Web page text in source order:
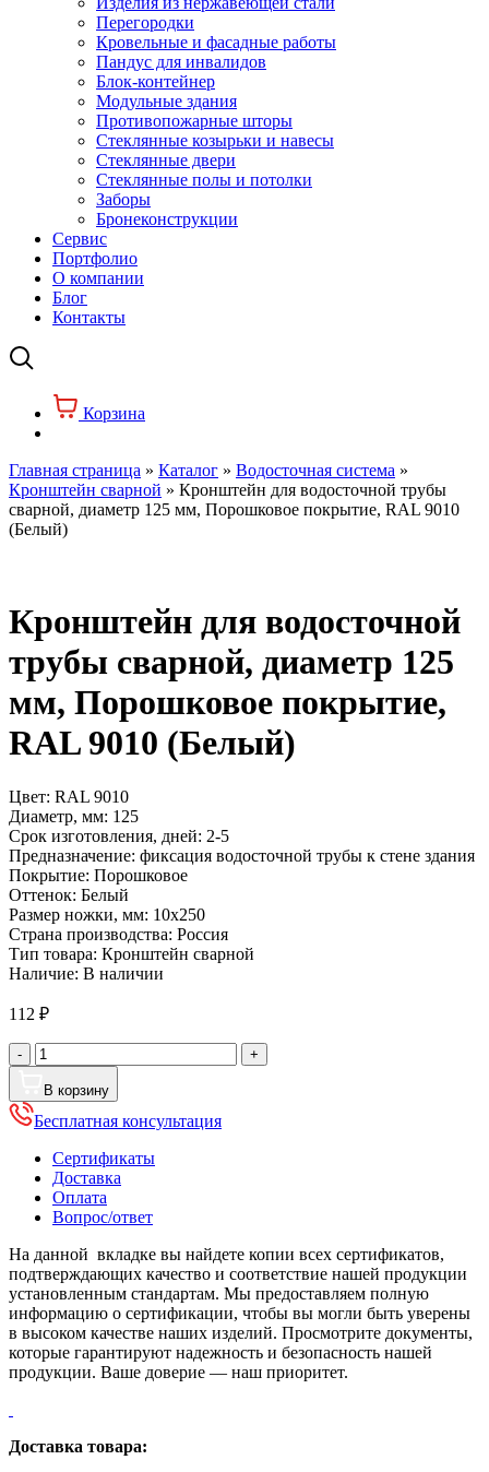
Перегородки
Кровельные и фасадные работы
Пандус для инвалидов
Блок-контейнер
Модульные здания
Противопожарные шторы
Стеклянные козырьки и навесы
Стеклянные двери
Стеклянные полы и потолки
Заборы
Бронеконструкции
Сервис
Портфолио
О компании
Блог
Контакты
Корзина
Главная страница » Каталог » Водосточная система »
Кронштейн сварной » Кронштейн для водосточной трубы
сварной, диаметр 125 мм, Порошковое покрытие, RAL 9010
(Белый)
Кронштейн для водосточной
трубы сварной, диаметр 125
мм, Порошковое покрытие,
RAL 9010 (Белый)
Цвет: RAL 9010
Диаметр, мм: 125
Срок изготовления, дней: 2-5
Предназначение: фиксация водосточной трубы к стене здания
Покрытие: Порошковое
Оттенок: Белый
Размер ножки, мм: 10x250
Страна производства: Россия
Тип товара: Кронштейн сварной
Наличие: В наличии
112 ₽
-
Количество
товара
Кронштейн
водосточной
трубы
сварной,
диаметр
125
мм,
Порошковое
покрытие,
RAL
9010
(Белый)
+
В корзину
Бесплатная консультация
Сертификаты
Доставка
Оплата
Вопрос/ответ
На данной вкладке вы найдете копии всех сертификатов,
подтверждающих качество и соответствие нашей продукции
установленным стандартам. Мы предоставляем полную
информацию о сертификации, чтобы вы могли быть уверены
в высоком качестве наших изделий. Просмотрите документы,
которые гарантируют надежность и безопасность нашей
продукции. Ваше доверие — наш приоритет.
Доставка товара: